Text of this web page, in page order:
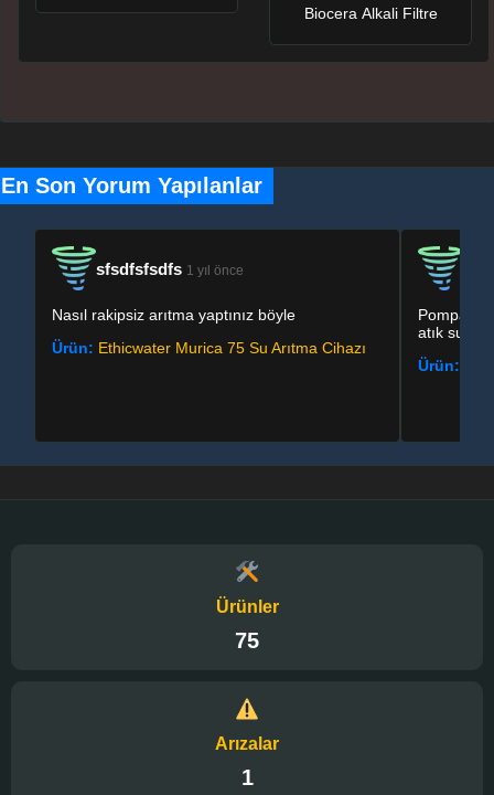
Biocera Alkali Filtre
En Son Yorum Yapılanlar
sfsdfsfsdfs 1 yıl önce
Nasıl rakipsiz arıtma yaptınız böyle
Ürün: Ethicwater Murica 75 Su Arıtma Cihazı
atık su
Ürün:
Ürünler
75
Arızalar
1